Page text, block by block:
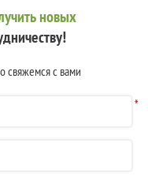
новых
свяжемся с вами
*